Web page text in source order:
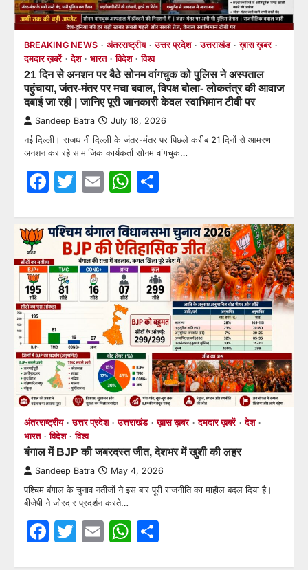
BREAKING NEWS अंतरराष्ट्रीय उत्तर प्रदेश उत्तराखंड
ख़ास ख़बर
दमदार ख़बरें
देश भारत विदेश विश्व
21 दिन से अनशन पर बैठे सोनम वांगचुक को पुलिस ने अस्पताल
पहुंचाया, जंतर-मंतर पर मचा बवाल, विपक्ष बोला- लोकतंत्र की आवाज
दबाई जा रही | जानिए पूरी जानकारी केवल स्वाभिमान टीवी पर
Sandeep Batra July 18, 2026
नई दिल्ली। राजधानी दिल्ली के जंतर-मंतर पर पिछले करीब 21 दिनों से आमरण
अनशन कर रहे सामाजिक कार्यकर्ता सोनम वांगचुक…
Facebook
Twitter
EmailWhatsApp
अंतरराष्ट्रीय उत्तर प्रदेश उत्तराखंड ख़ास ख़बर दमदार ख़बरें
देश
भारत
विदेश विश्व
बंगाल में BJP की जबरदस्त जीत, देशभर में खुशी की लहर
Sandeep Batra May 4, 2026
पश्चिम बंगाल के चुनाव नतीजों ने इस बार पूरी राजनीति का माहौल बदल दिया है।
बीजेपी ने जोरदार प्रदर्शन करते…
Facebook
Twitter
EmailWhatsApp